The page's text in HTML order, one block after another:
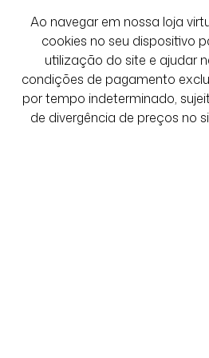
Ao navegar em nossa loja
cookies no seu dispositivo
utilização do site e ajudar
condições de pagamento
por tempo indeterminado,
de divergência de preços no